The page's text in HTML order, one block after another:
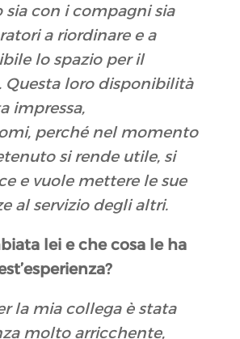
con i compagni sia
a riordinare e a
lo spazio per il
Questa loro disponibilità
impressa,
perché nel momento
si rende utile, si
e vuole mettere le sue
al servizio degli altri.
lei e che cosa le ha
?
la mia collega è stata
molto arricchente,